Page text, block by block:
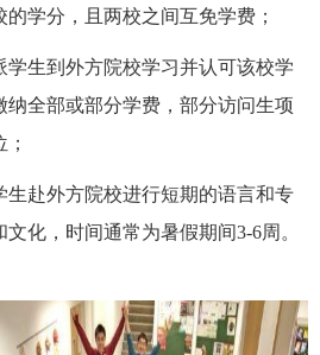
学分，且两校之间互免学费；
学生到外方院校学习并认可该校学
全部或部分学费，部分访问生项
生赴外方院校进行短期的语言和专
化，时间通常为暑假期间3-6周。